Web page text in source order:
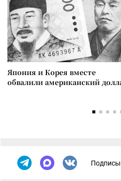
Япония и Корея вместе
обвалили американский